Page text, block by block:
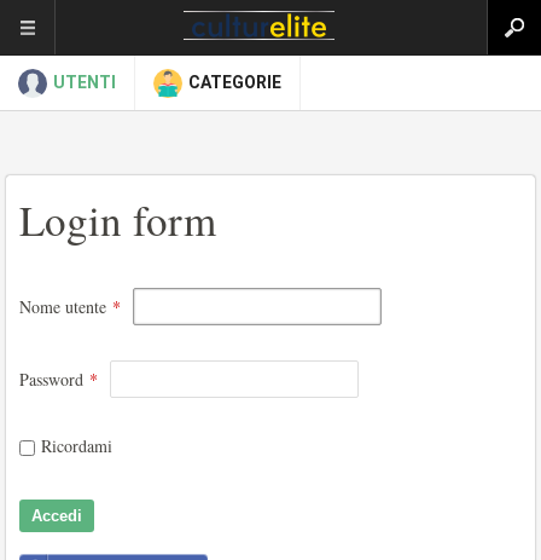
UTENTI CATEGORIE
Login form
Nome utente *
Password *
Ricordami
Accedi